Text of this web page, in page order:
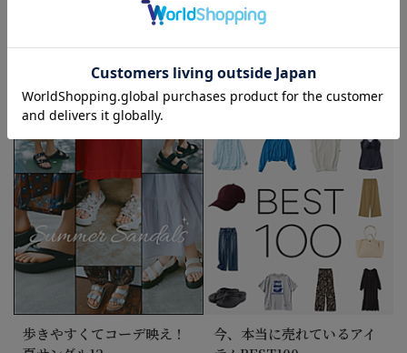
ストレート・ウェーブ・ナ
チュラルの「本当に似合う
デニム」
SALEで買うなら「2シーズ
ン使えるアイテム」が狙い
目！
歩きやすくてコーデ映え！
今、本当に売れているアイ